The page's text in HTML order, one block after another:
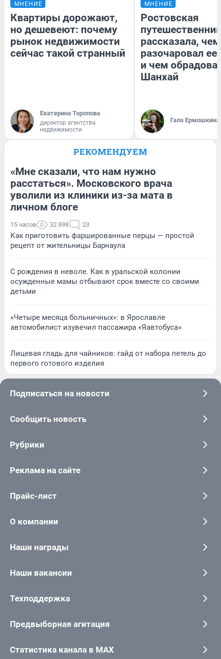
МНЕНИЕ
Квартиры дорожают,
но дешевеют: почему
рынок недвижимости
сейчас такой странный
Екатерина Торопова
директор агентства
недвижимости
МНЕНИЕ
Ростовская
рассказала, чем
разочаровал
и чем
Шанхай
Гала Ермошкина
РЕКОМЕНДУЕМ
«Мне сказали, что нам нужно
расстаться». Московского врача
уволили из клиники из-за мата в
личном блоге
15 часов 32 898 23
Как приготовить фаршированные перцы — простой
рецепт от жительницы Барнаула
С рождения в неволе. Как в уральской колонии
осужденные мамы отбывают срок вместе со своими
детьми
«Четыре месяца больничных»: в Ярославле
автомобилист изувечил пассажира «Яавтобуса»
Лицевая гладь для чайников: гайд от набора петель до
первого готового изделия
Подписаться на новости
Сообщить новость
Рубрики
Реклама на сайте
Прайс-лист
О компании
Наши награды
Наши вакансии
Техподдержка
Предвыборная агитация
Статистика канала в MAX